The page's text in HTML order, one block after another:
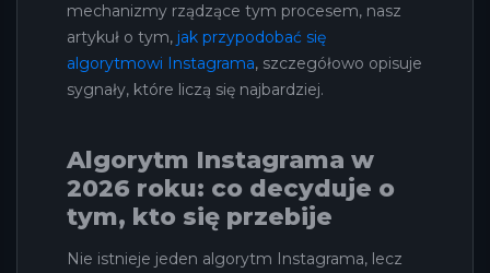
mechanizmy rządzące tym procesem, nasz
artykuł o tym, jak przypodobać się
algorytmowi Instagrama, szczegółowo opisuje
sygnały, które liczą się najbardziej.
Algorytm Instagrama w
2026 roku: co decyduje o
tym, kto się przebije
Nie istnieje jeden algorytm Instagrama, lecz